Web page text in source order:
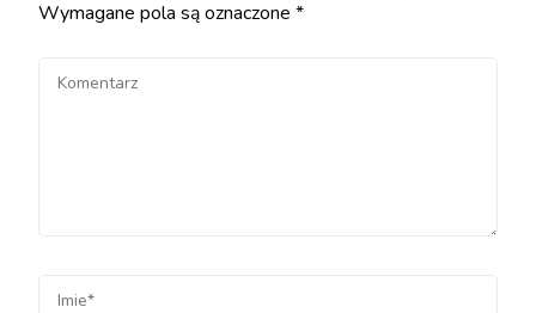
Wymagane pola są oznaczone *